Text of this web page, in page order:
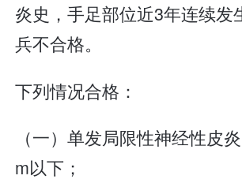
炎史，手足部位近3年连续发
兵不合格。
下列情况合格：
（一）单发局限性神经性皮
m以下；